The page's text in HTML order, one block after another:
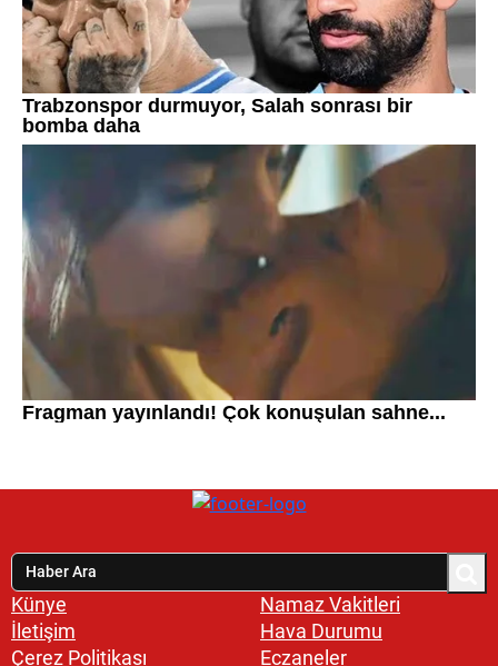
Künye
İletişim
Çerez Politikası
Namaz Vakitleri
Hava Durumu
Eczaneler